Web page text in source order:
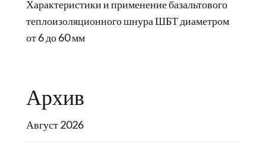
Характеристики и применение базальтового
теплоизоляционного шнура ШБТ диаметром
от 6 до 60 мм
Архив
Август 2026